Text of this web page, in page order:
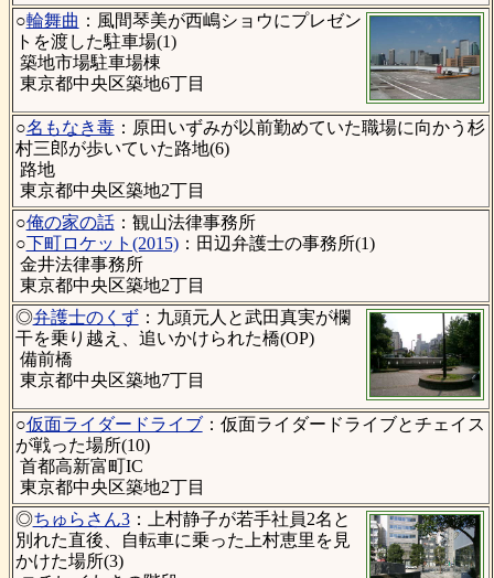
○輪舞曲 ：風間琴美が西嶋ショウにプレゼン
トを渡した駐車場(1)
築地市場駐車場棟
東京都中央区築地6丁目
○名もなき毒：原田いずみが以前勤めていた職場に向かう杉
村三郎が歩いていた路地(6)
路地
東京都中央区築地2丁目
○俺の家の話：観山法律事務所
○下町ロケット(2015)：田辺弁護士の事務所(1)
金井法律事務所
東京都中央区築地2丁目
◎弁護士のくず：九頭元人と武田真実が欄
干を乗り越え、追いかけられた橋(OP)
備前橋
東京都中央区築地7丁目
○仮面ライダードライブ：仮面ライダードライブとチェイス
が戦った場所(10)
首都高新富町IC
東京都中央区築地2丁目
◎ちゅらさん3：上村静子が若手社員2名と
別れた直後、自転車に乗った上村恵里を見
かけた場所(3)